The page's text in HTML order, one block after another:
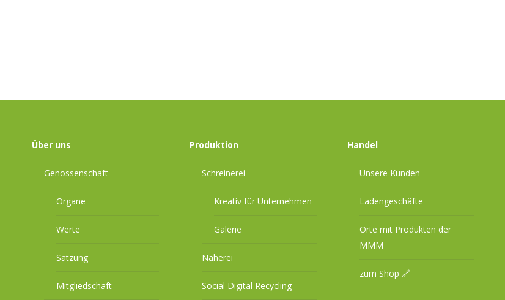
Über uns
Genossenschaft
Organe
Werte
Satzung
Mitgliedschaft
Produktion
Schreinerei
Kreativ für Unternehmen
Galerie
Näherei
Social Digital Recycling
Handel
Unsere Kunden
Ladengeschäfte
Orte mit Produkten der
MMM
zum Shop 🔗